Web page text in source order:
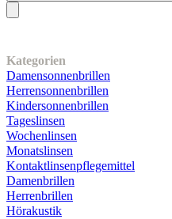
Kategorien
Damensonnenbrillen
Herrensonnenbrillen
Kindersonnenbrillen
Tageslinsen
Wochenlinsen
Monatslinsen
Kontaktlinsenpflegemittel
Damenbrillen
Herrenbrillen
Hörakustik